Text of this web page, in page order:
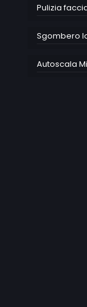
Pulizia
Sgombero
Autoscala